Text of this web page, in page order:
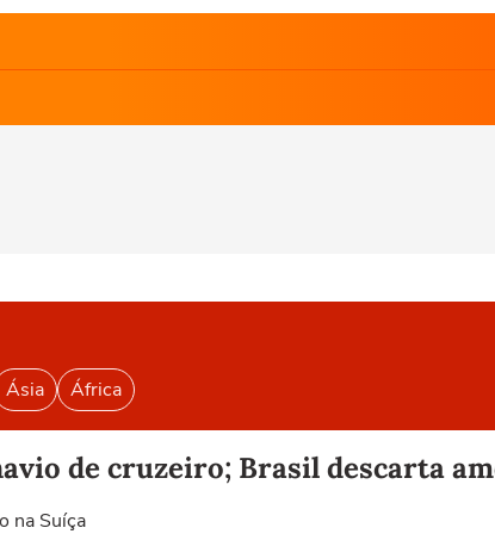
Ásia África
de cruzeiro; Brasil descarta
na Suíça